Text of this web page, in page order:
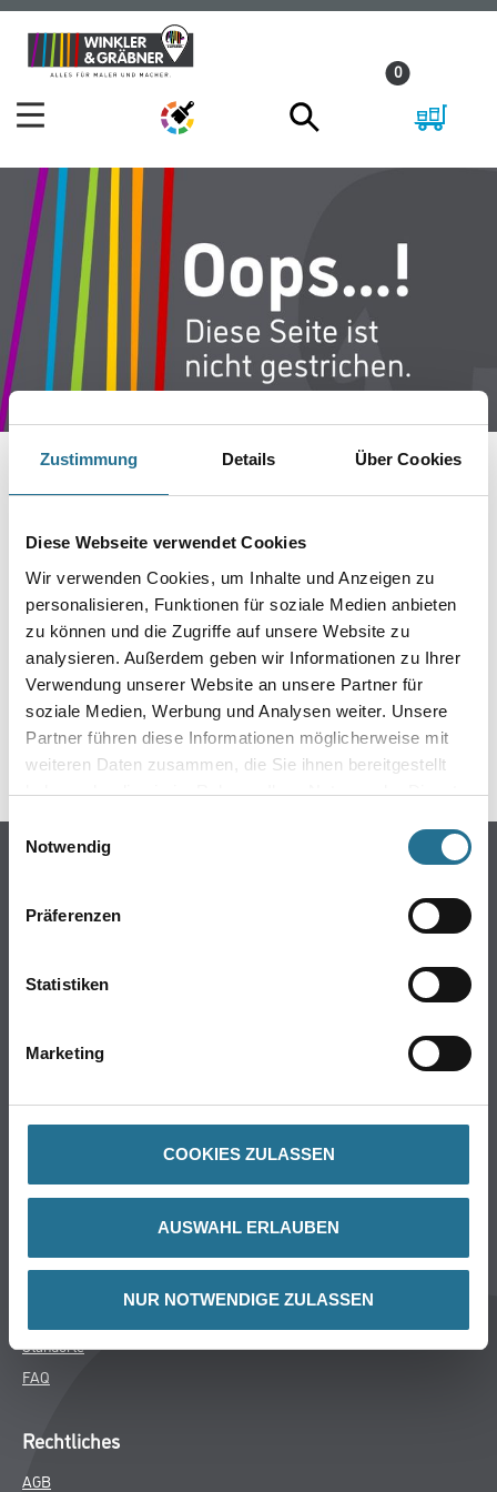
Zustimmung Details Über Cookies
Diese Webseite verwendet Cookies
Wir verwenden Cookies, um Inhalte und Anzeigen zu
personalisieren, Funktionen für soziale Medien anbieten
zu können und die Zugriffe auf unsere Website zu
analysieren. Außerdem geben wir Informationen zu Ihrer
Verwendung unserer Website an unsere Partner für
soziale Medien, Werbung und Analysen weiter. Unsere
Partner führen diese Informationen möglicherweise mit
weiteren Daten zusammen, die Sie ihnen bereitgestellt
haben oder die sie im Rahmen Ihrer Nutzung der Dienste
Einwilligungsauswahl
Notwendig
Präferenzen
Statistiken
Marketing
COOKIES ZULASSEN
AUSWAHL ERLAUBEN
NUR NOTWENDIGE ZULASSEN
Zum
Inhalt
Zum
Navigationsmenü
0
IST AUFGETRETEN
Keine Sorge, wir pinseln schon an der Lösung und
werden das Problem so schnell wie möglich beheben.
Erkunden Sie in der Zwischenzeit unseren Online-Shop
und lassen Sie sich inspirieren.
ZURÜCK ZUM ONLINE-SHOP
Online-Shop
Putze- und Spachtelmassen
Wand- & Deckenbeläge
Winkler & Gräbner
Services
Standorte
FAQ
Rechtliches
AGB